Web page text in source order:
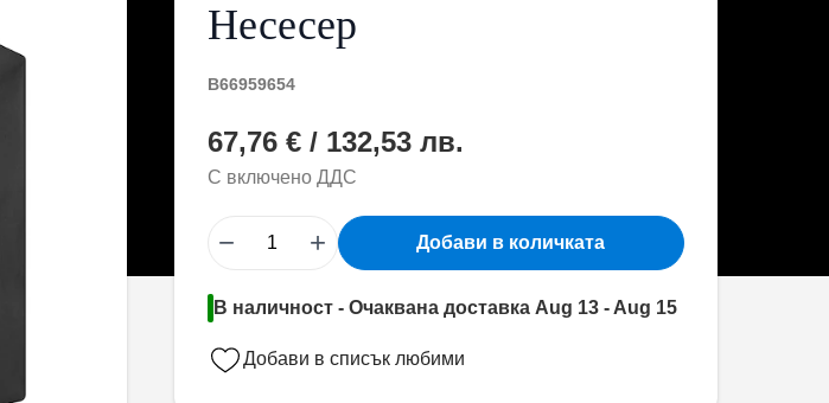
Несесер
B66959654
67,76 € / 132,53 лв.
С включено ДДС
− + Добави в количката
В наличност - Очаквана доставка Aug 13 - Aug 15
Добави в списък любими